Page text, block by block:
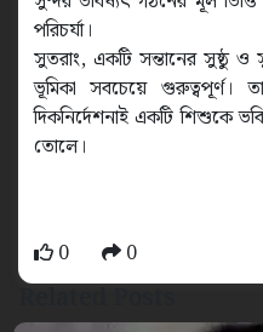
পরিচর্যা।
সুতরাং, একটি সন্তানের সুষ্ঠু ও
ভূমিকা সবচেয়ে গুরুত্বপূর্ণ।
দিকনির্দেশনাই একটি শিশুকে
তোলে।
0 0